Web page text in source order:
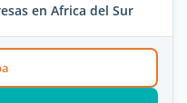
en Africa del Sur